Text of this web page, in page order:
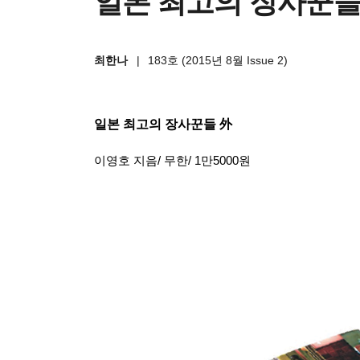
최한나 | 183호 (2015년 8월 Issue 2)
일본 최고의 장사꾼들 外
이영호 지음/ 무한/ 1만5000원